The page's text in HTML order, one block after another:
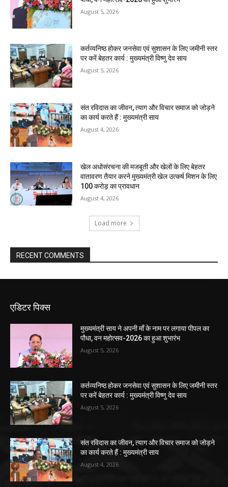
August 5, 2026
कर्तव्यनिष्ठ होकर जनसेवा एवं सुशासन के लिए जमीनी स्तर
पर करें बेहतर कार्य : मुख्यमंत्री विष्णु देव साय
August 5, 2026
संत रविदास का जीवन, त्याग और विचार समाज को जोड़ने
का कार्य करते हैं : मुख्यमंत्री साय
August 4, 2026
खेल अधोसंरचना की मजबूती और खेलों के लिए बेहतर
वातावरण तैयार करने मुख्यमंत्री खेल उत्कर्ष मिशन के लिए
100 करोड़ का प्रावधान
August 4, 2026
Load more
RECENT COMMENTS
एडिटर पिक्स
मुख्यमंत्री साय ने अपनी माँ के नाम पर लगाया पीपल का
पौधा, वन महोत्सव-2026 का हुआ शुभारंभ
August 5, 2026
कर्तव्यनिष्ठ होकर जनसेवा एवं सुशासन के लिए जमीनी स्तर
पर करें बेहतर कार्य : मुख्यमंत्री विष्णु देव साय
August 5, 2026
संत रविदास का जीवन, त्याग और विचार समाज को जोड़ने
का कार्य करते हैं : मुख्यमंत्री साय
August 4, 2026